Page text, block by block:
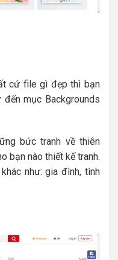
cứ file gì đẹp thì bạn
đến mục Backgrounds
bức tranh về thiên
bạn nào thiết kế tranh.
như: gia đình, tình